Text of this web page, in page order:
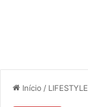
Início / LIFESTYLE